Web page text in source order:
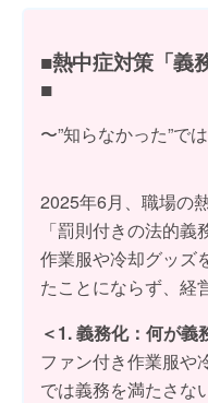
■熱中症対策「義
■
〜”知らなかった”で
2025年6月、職場の
「罰則付きの法的
作業服や冷却グッズ
たことにならず、経
＜1. 義務化：何が義
ファン付き作業服や
では義務を満たさな